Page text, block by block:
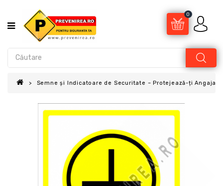
0
Semne și Indicatoare de Securitate – Protejează-ți